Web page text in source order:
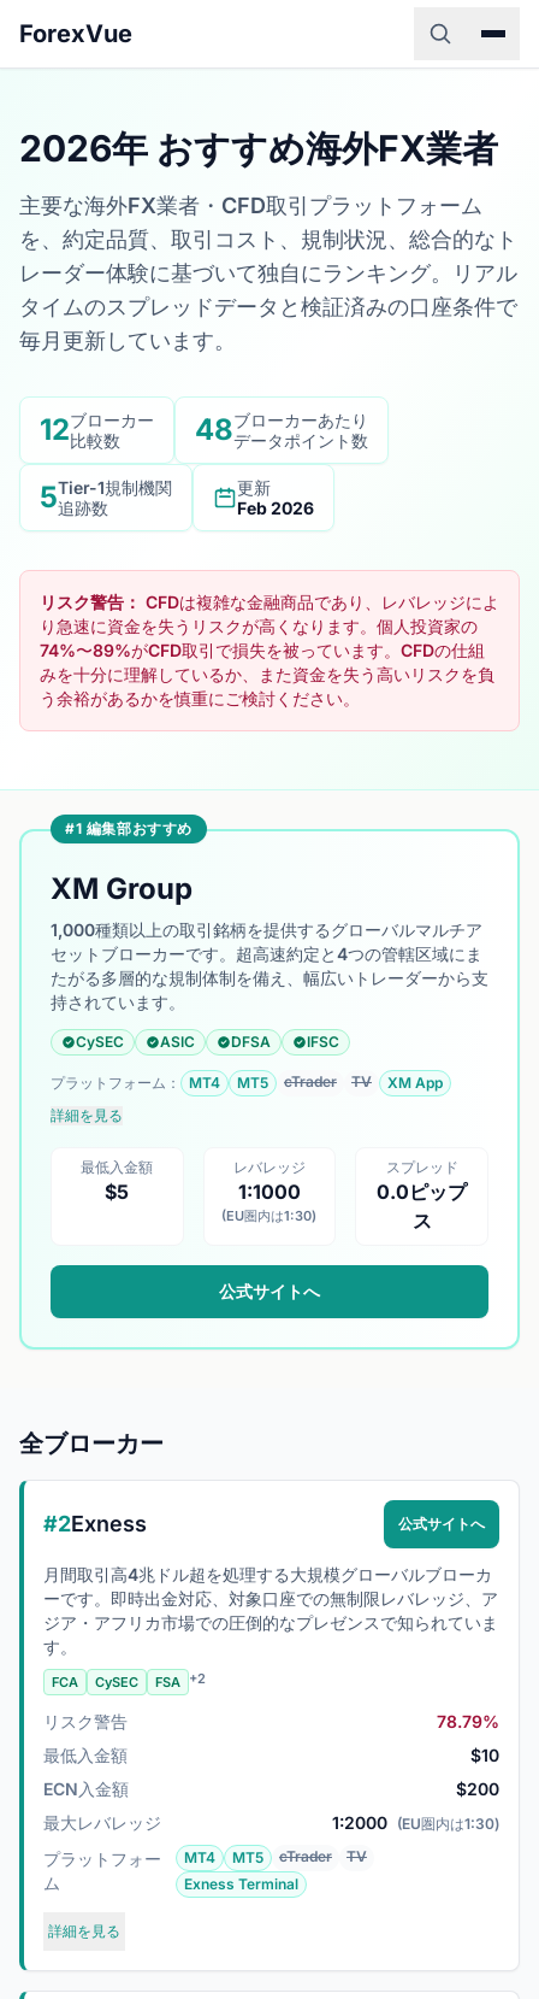
ForexVue
2026年 おすすめ海外FX業者
主要な海外FX業者・CFD取引プラットフォーム
を、約定品質、取引コスト、規制状況、総合的なト
レーダー体験に基づいて独自にランキング。リアル
タイムのスプレッドデータと検証済みの口座条件で
毎月更新しています。
12ブローカー
比較数
48ブローカーあたり
データポイント数
5Tier-1規制機関
追跡数
更新
Feb 2026
リスク警告： CFDは複雑な金融商品であり、レバレッジによ
り急速に資金を失うリスクが高くなります。個人投資家の
74%〜89%がCFD取引で損失を被っています。CFDの仕組
みを十分に理解しているか、また資金を失う高いリスクを負
う余裕があるかを慎重にご検討ください。
#1 編集部おすすめ
XM Group
1,000種類以上の取引銘柄を提供するグローバルマルチア
セットブローカーです。超高速約定と4つの管轄区域にま
たがる多層的な規制体制を備え、幅広いトレーダーから支
持されています。
CySEC ASIC DFSA IFSC
プラットフォーム： MT4 MT5 cTrader TV
XM App
詳細を見る
最低入金額
$5
レバレッジ
1:1000
(EU圏内は1:30)
スプレッド
0.0ピップ
ス
公式サイトへ
全ブローカー
#2Exness 公式サイトへ
月間取引高4兆ドル超を処理する大規模グローバルブローカ
ーです。即時出金対応、対象口座での無制限レバレッジ、ア
ジア・アフリカ市場での圧倒的なプレゼンスで知られていま
す。
FCA CySEC FSA +2
リスク警告
78.79%
最低入金額
$10
ECN入金額
$200
最大レバレッジ
1:2000 (EU圏内は1:30)
プラットフォー
ム
MT4 MT5 cTrader
TV
Exness Terminal
詳細を見る